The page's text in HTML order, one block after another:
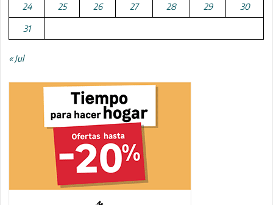
24 25 26 27 28 29 30
31
« Jul